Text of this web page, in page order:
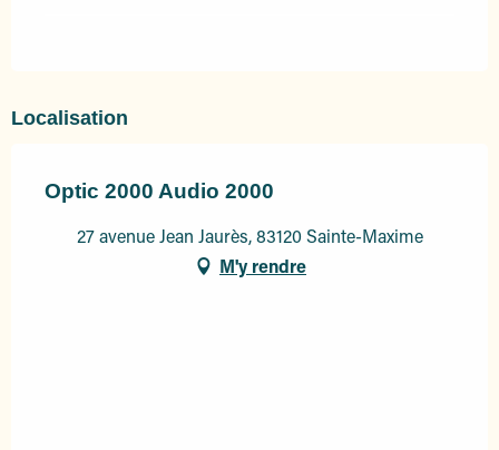
Localisation
Optic 2000 Audio 2000
27 avenue Jean Jaurès, 83120 Sainte-Maxime
M'y rendre